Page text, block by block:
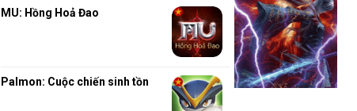
MU: Hồng Hoả Đao
Palmon: Cuộc chiến sinh tồn